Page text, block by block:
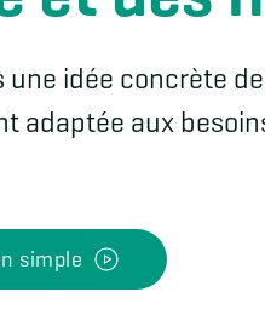
une idée concrète
adaptée aux
simple